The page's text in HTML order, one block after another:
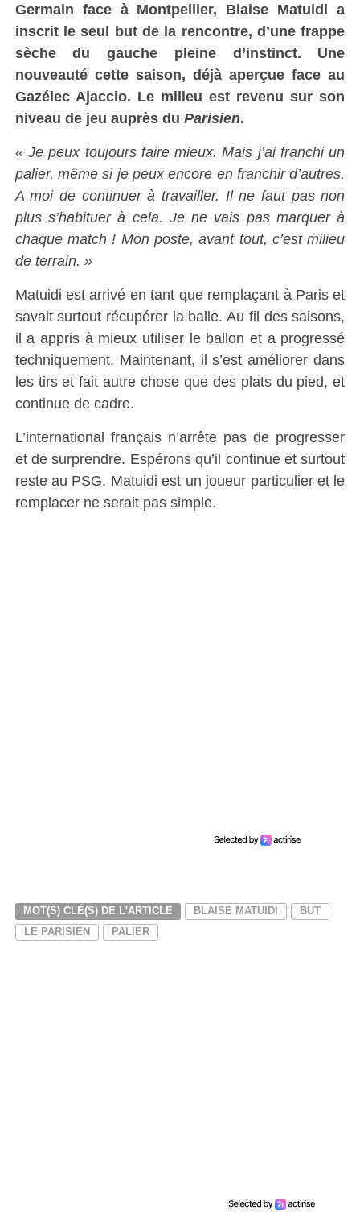
Germain face à Montpellier, Blaise Matuidi a
inscrit le seul but de la rencontre, d’une frappe
sèche du gauche pleine d’instinct. Une
nouveauté cette saison, déjà aperçue face au
Gazélec Ajaccio. Le milieu est revenu sur son
niveau de jeu auprès du Parisien.
« Je peux toujours faire mieux. Mais j’ai franchi un
palier, même si je peux encore en franchir d’autres.
A moi de continuer à travailler. Il ne faut pas non
plus s’habituer à cela. Je ne vais pas marquer à
chaque match ! Mon poste, avant tout, c’est milieu
de terrain. »
Matuidi est arrivé en tant que remplaçant à Paris et
savait surtout récupérer la balle. Au fil des saisons,
il a appris à mieux utiliser le ballon et a progressé
techniquement. Maintenant, il s’est améliorer dans
les tirs et fait autre chose que des plats du pied, et
continue de cadre.
L’international français n’arrête pas de progresser
et de surprendre. Espérons qu’il continue et surtout
reste au PSG. Matuidi est un joueur particulier et le
remplacer ne serait pas simple.
MOT(S) CLÉ(S) DE L'ARTICLE BLAISE MATUIDI
BUT
LE PARISIEN
PALIER